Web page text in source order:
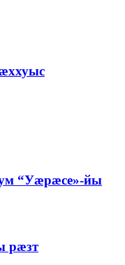
“Уæрæсе»-йы
рæзт